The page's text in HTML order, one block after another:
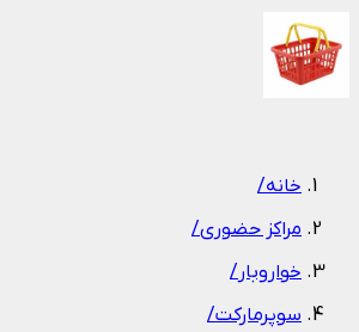
خانه/
مراکز حضوری/
خواروبار/
سوپرمارکت/